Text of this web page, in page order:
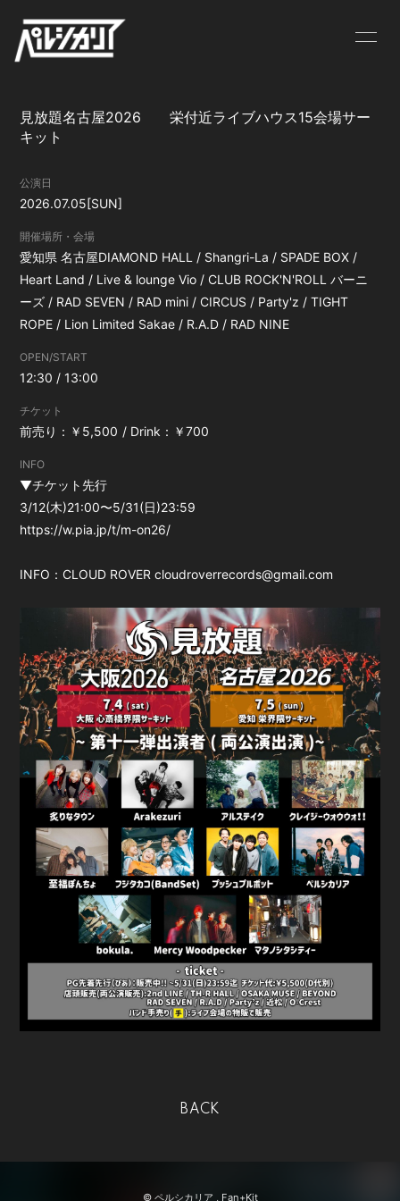
BIOGRAPHY MV
CONTACT
見放題名古屋2026 栄付近ライブハウス15会場サー
キット
公演日
2026.07.05[SUN]
開催場所・会場
愛知県名古屋DIAMOND HALL / Shangri-La / SPADE BOX /
Heart Land / Live & lounge Vio / CLUB ROCK'N'ROLL バーニ
ーズ / RAD SEVEN / RAD mini / CIRCUS / Party'z / TIGHT
ROPE / Lion Limited Sakae / R.A.D / RAD NINE
OPEN/START
12:30 / 13:00
チケット
前売り：￥5,500 Drink：￥700
INFO
▼チケット先行
3/12(⽊)21:00〜5/31(⽇)23:59
https://w.pia.jp/t/m-on26/
INFO：CLOUD ROVER cloudroverrecords@gmail.com
BACK
© ペルシカリア , Fan+Kit